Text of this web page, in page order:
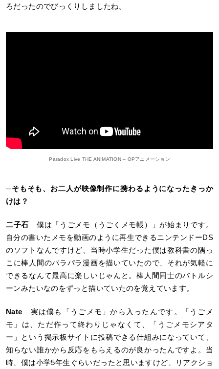
ろだったのでびっくりしましたね。
Paradox Live THE ANIMATION – OPアニメーション
─そもそも、お二人が映像制作に携わるようになったきっか
けは？
二子石 僕は「うごメモ（うごくメモ帳）」が始まりです。
自分の書いたメモを動画のように再生できるニンテンドーDS
のソフトなんですけど、当時小学生だった僕は教科書の隅っ
こに棒人間のパラパラ漫画を描いていたので、それが気軽に
できるなんて最高に楽しいじゃんと。棒人間同士のバトルシ
ーンみたいなのをずっと描いていたのを覚えています。
Nate 実は僕も「うごメモ」から入ったんです。「うごメ
モ」は、ただ作って終わりじゃなくて、「うごメモシアタ
ー」という掲示板サイトに投稿できる仕組みになっていて、
知らない誰かから反応をもらえるのが良かったんですよ。当
時、僕は小学5年生ぐらいだったと思いますけど、リアクショ